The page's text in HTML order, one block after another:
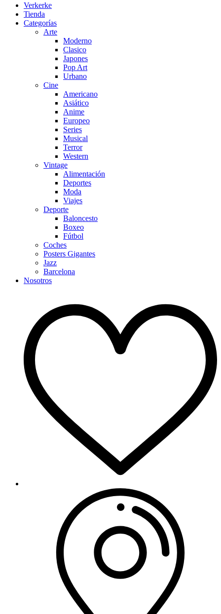
Verkerke
Tienda
Categorías
Arte
Moderno
Clasico
Japones
Pop Art
Urbano
Cine
Americano
Asiático
Anime
Europeo
Series
Musical
Terror
Western
Vintage
Alimentación
Deportes
Moda
Viajes
Deporte
Baloncesto
Boxeo
Fútbol
Coches
Posters Gigantes
Jazz
Barcelona
Nosotros